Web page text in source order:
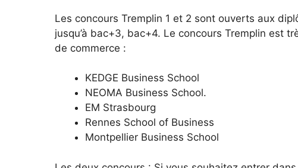
Les concours Tremplin 1 et 2 sont ouverts aux
jusqu’à bac+3, bac+4. Le concours Tremplin est
de commerce :
KEDGE Business School
NEOMA Business School.
EM Strasbourg
Rennes School of Business
Montpellier Business School